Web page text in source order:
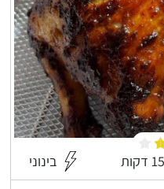
בינוני